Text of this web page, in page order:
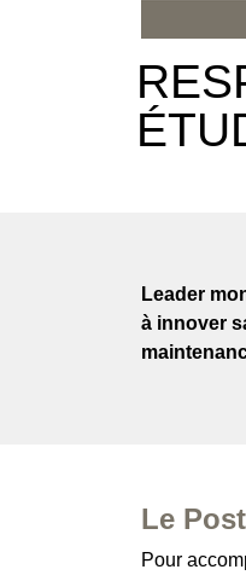
Leader
à innover
Le
Pour